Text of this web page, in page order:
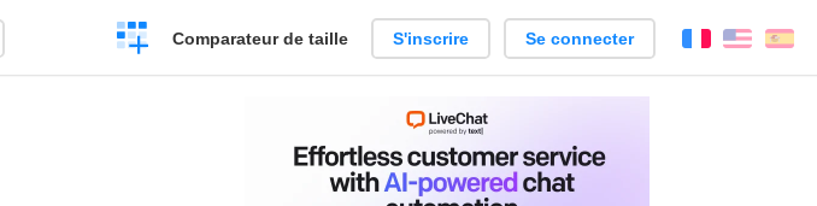
Créer
un
Comparateur de taille S'inscrire Se connecter FrançaisEnglish